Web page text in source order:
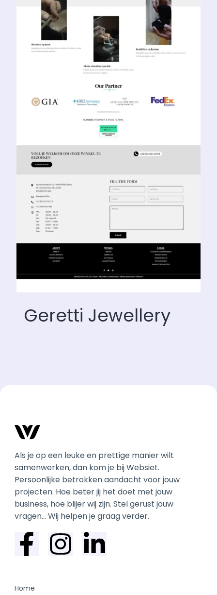
Geretti Jewellery
Als je op een leuke en prettige manier wilt
samenwerken, dan kom je bij Websiet.
Persoonlijke betrokken aandacht voor jouw
projecten. Hoe beter jij het doet met jouw
business, hoe blijer wij zijn. Stel gerust jouw
vragen… Wij helpen je graag verder.
Home